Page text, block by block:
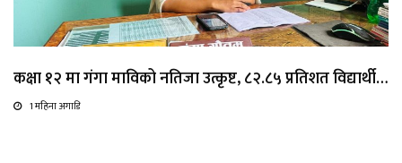
कक्षा १२ मा गंगा माविको नतिजा उत्कृष्ट, ८२.८५ प्रतिशत विद्यार्थी…
1 महिना अगाडि